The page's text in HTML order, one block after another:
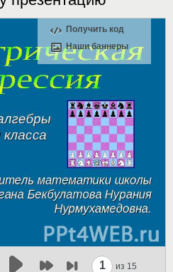
Получить код
Наши баннеры
1 из 15